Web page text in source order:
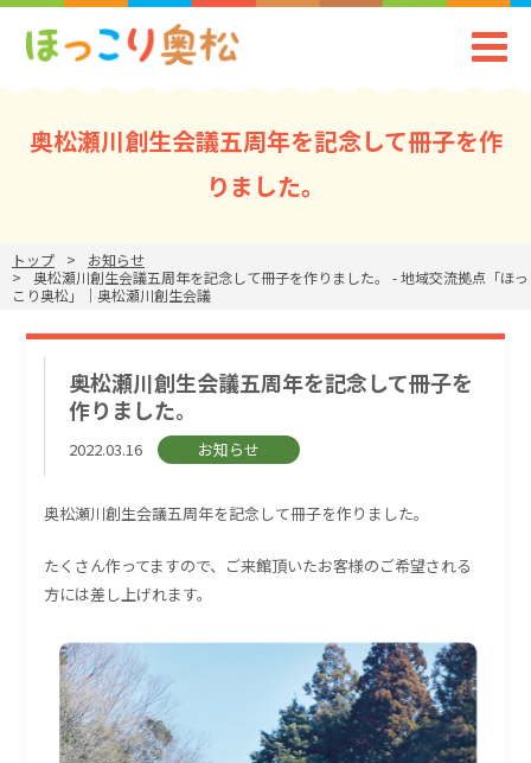
奥松瀬川創生会議五周年を記念して冊子を作
りました。
トップ
お知らせ
奥松瀬川創生会議五周年を記念して冊子を作りました。 - 地域交流拠点「ほっ
こり奥松」｜奥松瀬川創生会議
奥松瀬川創生会議五周年を記念して冊子を
作りました。
2022.03.16 お知らせ
奥松瀬川創生会議五周年を記念して冊子を作りました。
たくさん作ってますので、ご来館頂いたお客様のご希望される
方には差し上げれます。